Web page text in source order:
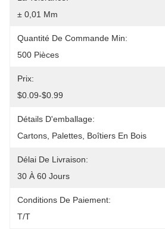
± 0,01 Mm
Quantité De Commande Min:
500 Pièces
Prix:
$0.09-$0.99
Détails D'emballage:
Cartons, Palettes, Boîtiers En Bois
Délai De Livraison:
30 À 60 Jours
Conditions De Paiement:
T/T